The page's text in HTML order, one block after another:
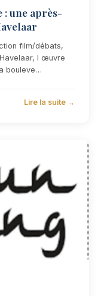
une après-
film/débats,
l œuvre
bouleve…
Lire la suite →